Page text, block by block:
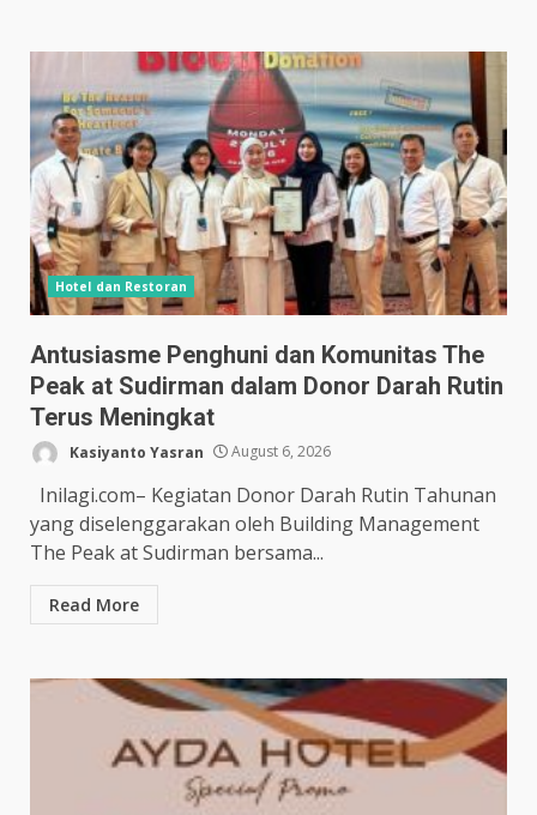
Hotel dan Restoran
Antusiasme Penghuni dan Komunitas The
Peak at Sudirman dalam Donor Darah Rutin
Terus Meningkat
Kasiyanto Yasran August 6, 2026
Inilagi.com– Kegiatan Donor Darah Rutin Tahunan
yang diselenggarakan oleh Building Management
The Peak at Sudirman bersama...
Read More